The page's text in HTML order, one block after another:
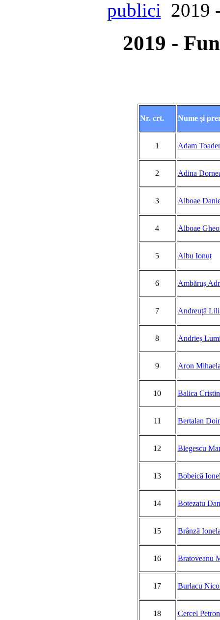
publici 2019
2019 -
Nr. crt. Nume şi
1 Adam Toader
2 Adina
3 Alboae
4 Alboae
5 Albu Ionuț
6 Ambăruș
7 Andreuță
8 Andrieș
9 Aron
10 Balica
11 Bertalan
12 Blegescu
13 Bobeică
14 Botezatu
15 Brânză
16 Bratoveanu
17 Burlacu
18 Cercel